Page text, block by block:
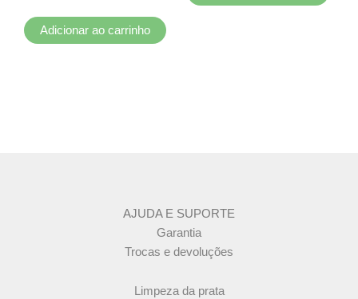
Adicionar ao carrinho
AJUDA E SUPORTE
Garantia
Trocas e devoluções
Limpeza da prata